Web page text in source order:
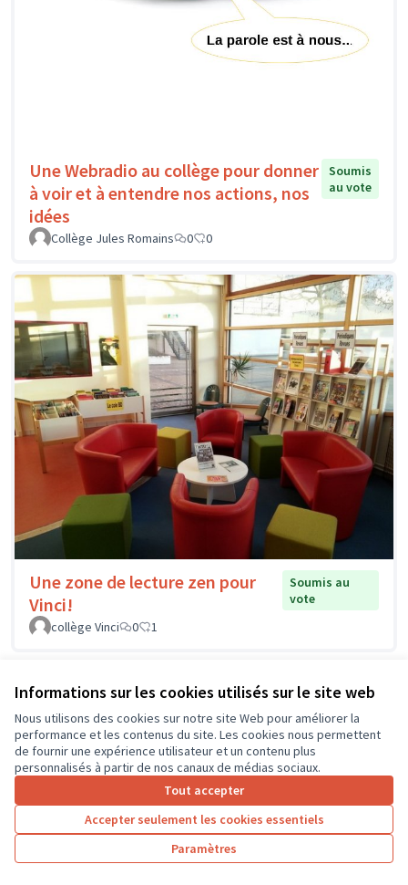
Informations sur les cookies utilisés sur le site web
Nous utilisons des cookies sur notre site Web pour améliorer la
performance et les contenus du site. Les cookies nous permettent
de fournir une expérience utilisateur et un contenu plus
personnalisés à partir de nos canaux de médias sociaux.
Tout accepter
Accepter seulement les cookies essentiels
Paramètres
Une Webradio au collège pour donner
à voir et à entendre nos actions, nos
idées
Soumis
au vote
Collège Jules Romains 0 0
Une zone de lecture zen pour
Vinci!
Soumis au
vote
collège Vinci
0 1